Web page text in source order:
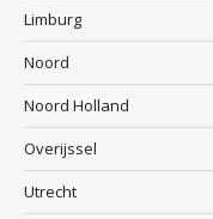
Limburg
Noord
Noord Holland
Overijssel
Utrecht